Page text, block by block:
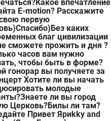
впечатление
E-motion? Расскажите
первую
каких
благ цивилизации
сможете прожить и дня ?
часов вам нужно
чтобы быть в форме?
гонорар вы получяете за
Хотите ли вы начать
молодые
ли вы город
Церковь?Билы ли там?
Привет Яриkkу and